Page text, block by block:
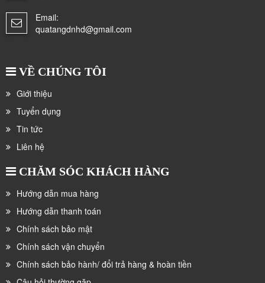
Email:
quatangdnhd@gmail.com
VỀ CHÚNG TÔI
Giới thiệu
Tuyển dụng
Tin tức
Liên hệ
CHĂM SÓC KHÁCH HÀNG
Hướng dẫn mua hàng
Hướng dẫn thanh toán
Chính sách bảo mật
Chính sách vận chuyển
Chính sách bảo hành/ đổi trả hàng & hoàn tiền